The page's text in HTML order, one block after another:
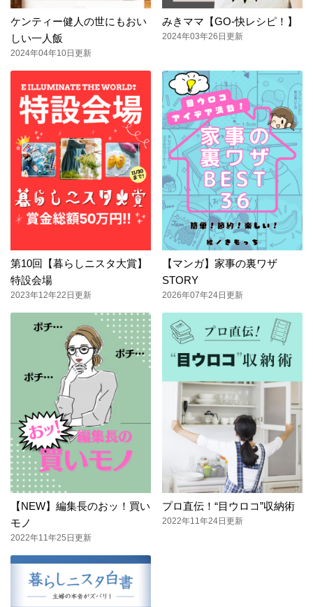
ケンティー健人の世にもおい
しい一人飯
2024年04年10日更新
みきママ【GO-快レシピ！】
2024年03年26日更新
第10回【暮らしニスタ大賞】
特設会場
2023年12年22日更新
【マンガ】家事の裏ワザ
STORY
2026年07年24日更新
【NEW】編集長のおッ！買い
モノ
2022年11年25日更新
プロ直伝！“目ウロコ”収納術
2022年11年24日更新